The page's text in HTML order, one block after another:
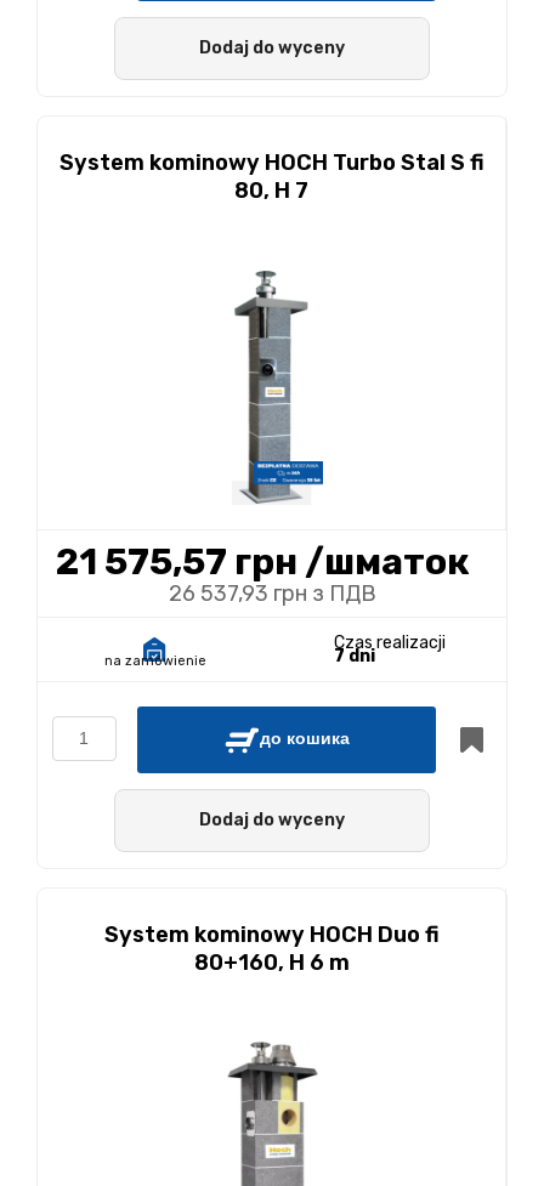
Dodaj do wyceny
System kominowy HOCH Turbo Stal S fi
80, H 7
21 575,57 грн /шматок
26 537,93 грн з ПДВ
na zamówienie
Czas realizacji
7 dni
до кошика
Dodaj do wyceny
System kominowy HOCH Duo fi
80+160, H 6 m